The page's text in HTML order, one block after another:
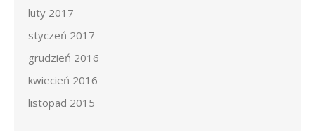
luty 2017
styczeń 2017
grudzień 2016
kwiecień 2016
listopad 2015